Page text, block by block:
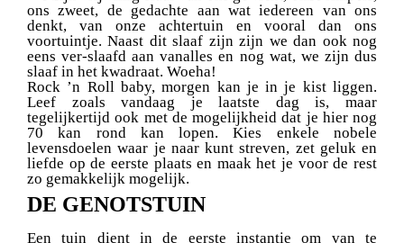
ons zweet, de gedachte aan wat iedereen van ons
denkt, van onze achtertuin en vooral dan ons
voortuintje. Naast dit slaaf zijn zijn we dan ook nog
eens ver-slaafd aan vanalles en nog wat, we zijn dus
slaaf in het kwadraat. Woeha!
Rock ’n Roll baby, morgen kan je in je kist liggen.
Leef zoals vandaag je laatste dag is, maar
tegelijkertijd ook met de mogelijkheid dat je hier nog
70 kan rond kan lopen. Kies enkele nobele
levensdoelen waar je naar kunt streven, zet geluk en
liefde op de eerste plaats en maak het je voor de rest
zo gemakkelijk mogelijk.
DE GENOTSTUIN
Een tuin dient in de eerste instantie om van te